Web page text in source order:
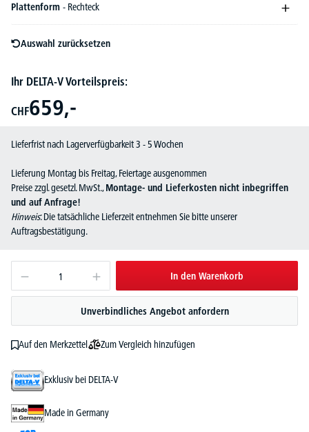
Plattenform - Rechteck
Auswahl zurücksetzen
Ihr DELTA-V Vorteilspreis:
CHF659,-
Lieferfrist nach Lagerverfügbarkeit 3 - 5 Wochen
Lieferung Montag bis Freitag, Feiertage ausgenommen
Preise zzgl. gesetzl. MwSt.,Montage- und Lieferkosten nicht inbegriffen
und auf Anfrage!
Hinweis: Die tatsächliche Lieferzeit entnehmen Sie bitte unserer
Auftragsbestätigung.
In den Warenkorb
Unverbindliches Angebot anfordern
Auf den Merkzettel Zum Vergleich hinzufügen
Exklusiv bei DELTA-V
Made in Germany